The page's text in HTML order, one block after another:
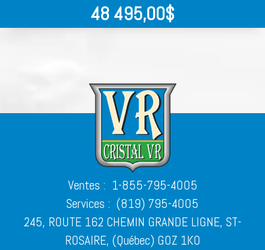
48 495,00$
Ventes : 1-855-795-4005
Services : (819) 795-4005
245, ROUTE 162 CHEMIN GRANDE LIGNE, ST-
ROSAIRE, (Québec) G0Z 1K0